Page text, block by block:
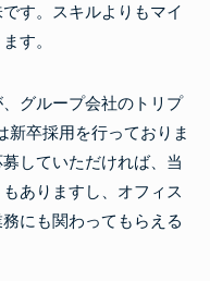
す。スキルよりもマイ
す。
グループ会社のトリプ
新卒採用を行っておりま
していただければ、当
ありますし、オフィス
にも関わってもらえる